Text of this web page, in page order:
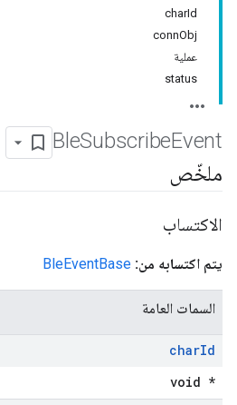
charId
connObj
عملية
status
BleSubscribeEvent
ملخّص
الاكتساب
يتم اكتسابه من: BleEventBase
السمات العامة
charId
void *